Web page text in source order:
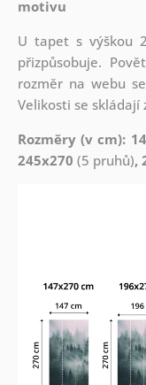
motivu
U tapet s výškou
přizpůsobuje.
rozměr na webu
Velikosti se skládají
Rozměry (v cm):
245x270 (5 pruhů),